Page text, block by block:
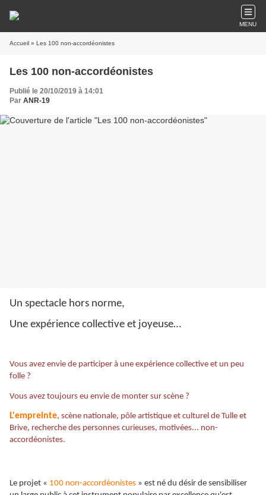
MENU
Accueil » Les 100 non-accordéonistes
Les 100 non-accordéonistes
Publié le 20/10/2019 à 14:01
Par ANR-19
Un spectacle hors norme,
Une expérience collective et joyeuse…
Vous avez envie de participer à une expérience collective et un peu
folle ?
Vous avez toujours eu envie de monter sur scène ?
L'empreinte, scène nationale, pôle artistique et culturel de Tulle et
Brive, recherche des personnes curieuses, motivées... non-
accordéonistes.
Le projet « 100 non-accordéonistes » est né du désir de sensibiliser